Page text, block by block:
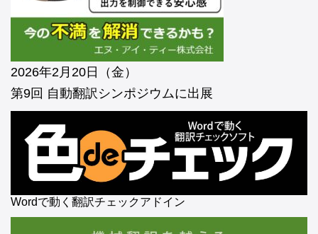
2026年2月20日（金）
第9回 自動翻訳シンポジウムに出展
Wordで動く翻訳チェックアドイン